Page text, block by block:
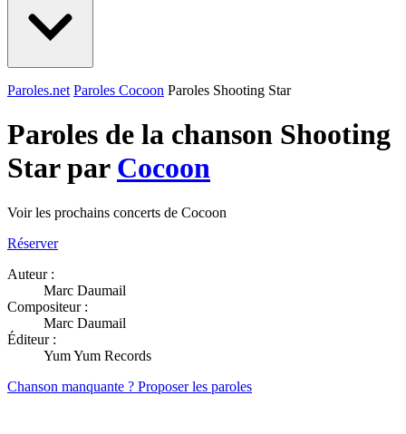
Paroles.net Paroles Cocoon Paroles Shooting Star
Paroles de la chanson Shooting
Star par Cocoon
Voir les prochains concerts de Cocoon
Réserver
Auteur :
Marc Daumail
Compositeur :
Marc Daumail
Éditeur :
Yum Yum Records
Chanson manquante ? Proposer les paroles